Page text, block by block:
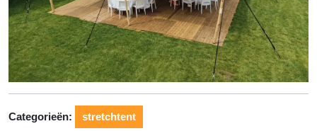
Categorieën: stretchtent